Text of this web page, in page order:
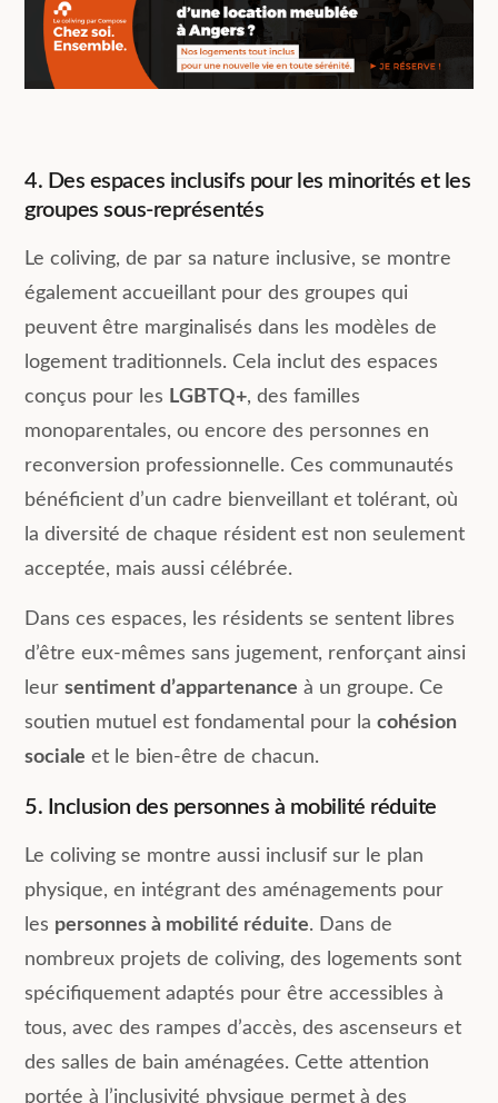
4. Des espaces inclusifs pour les minorités et les
groupes sous-représentés
Le coliving, de par sa nature inclusive, se montre
également accueillant pour des groupes qui
peuvent être marginalisés dans les modèles de
logement traditionnels. Cela inclut des espaces
conçus pour les LGBTQ+, des familles
monoparentales, ou encore des personnes en
reconversion professionnelle. Ces communautés
bénéficient d’un cadre bienveillant et tolérant, où
la diversité de chaque résident est non seulement
acceptée, mais aussi célébrée.
Dans ces espaces, les résidents se sentent libres
d’être eux-mêmes sans jugement, renforçant ainsi
leursentiment d’appartenance à un groupe. Ce
soutien mutuel est fondamental pour lacohésion
sociale et le bien-être de chacun.
5. Inclusion des personnes à mobilité réduite
Le coliving se montre aussi inclusif sur le plan
physique, en intégrant des aménagements pour
les personnes à mobilité réduite. Dans de
nombreux projets de coliving, des logements sont
spécifiquement adaptés pour être accessibles à
tous, avec des rampes d’accès, des ascenseurs et
des salles de bain aménagées. Cette attention
portée à l’inclusivité physique permet à des